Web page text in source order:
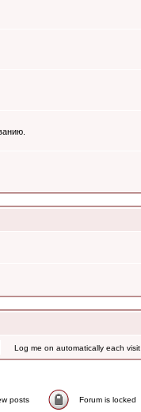
Log me on automatically each visit
posts Forum is locked